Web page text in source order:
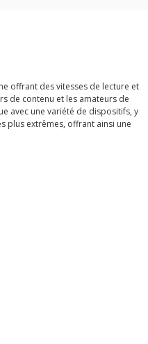
offrant des vitesses de lecture et
de contenu et les amateurs de
avec une variété de dispositifs, y
plus extrêmes, offrant ainsi une